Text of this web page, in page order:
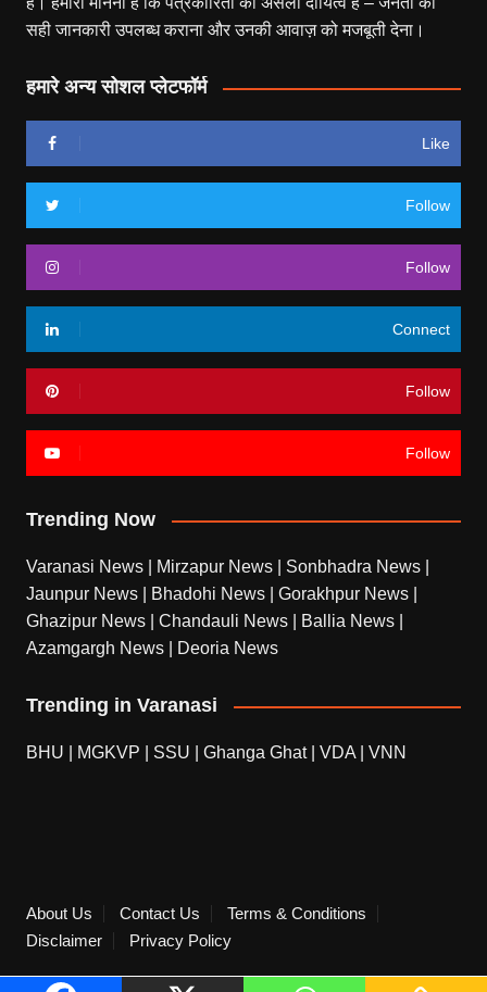
सही जानकारी उपलब्ध कराना और उनकी आवाज़ को मजबूती देना।
हमारे अन्य सोशल प्लेटफॉर्म
Like
Follow
Follow
Connect
Follow
Follow
Trending Now
Varanasi News Mirzapur News Sonbhadra News
Jaunpur News
Bhadohi News Gorakhpur News
Ghazipur News
Chandauli News Ballia News
Azamgargh News
Deoria News
Trending in Varanasi
BHU MGKVP SSU Ghanga Ghat| VDA VNN
About Us Contact Us
Terms & Conditions
Disclaimer
Privacy Policy